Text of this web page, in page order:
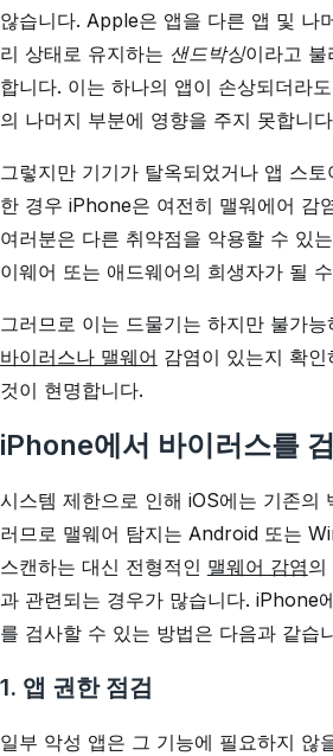
않습니다. Apple은 앱을 다른 앱 및 나
리 상태로 유지하는 샌드박싱이라고 불
합니다. 이는 하나의 앱이 손상되더라
의 나머지 부분에 영향을 주지 못합니
그렇지만 기기가 탈옥되었거나 앱 스
한 경우 iPhone은 여전히 맬워에어 감
여러분은 다른 취약점을 악용할 수 있는
이웨어 또는 애드웨어의 희생자가 될
그러므로 이는 드물기는 하지만 불가
바이러스나 맬웨어 감염이 있는지 확
것이 현명합니다.
iPhone에서 바이러스를
시스템 제한으로 인해 iOS에는 기존의
러므로 맬웨어 탐지는 Android 또는
스캔하는 대신 전형적인 맬웨어 감염의
과 관련되는 경우가 많습니다. iPhone
를 검사할 수 있는 방법은 다음과 같습
1. 앱 권한 점검
일부 악성 앱은 그 기능에 필요하지 않